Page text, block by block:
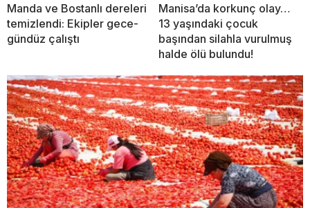
Manda ve Bostanlı dereleri
temizlendi: Ekipler gece-
gündüz çalıştı
Manisa’da korkunç olay…
13 yaşındaki çocuk
başından silahla vurulmuş
halde ölü bulundu!